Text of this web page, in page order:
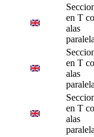
en T
alas
en T
alas
en T
alas